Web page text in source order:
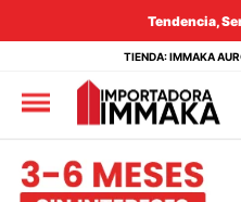
Tendencia,
TIENDA: IMMAKA